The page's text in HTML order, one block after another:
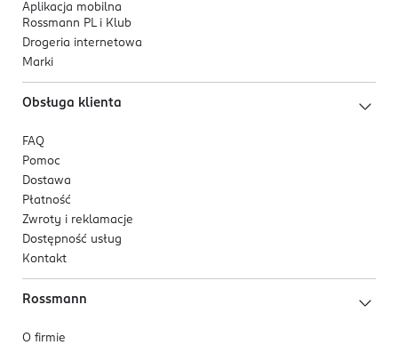
Aplikacja mobilna
Rossmann PL i Klub
Drogeria internetowa
Marki
Obsługa klienta
FAQ
Pomoc
Dostawa
Płatność
Zwroty i reklamacje
Dostępność usług
Kontakt
Rossmann
O firmie